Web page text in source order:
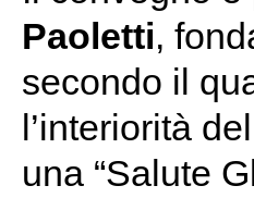
Paoletti,
secondo il
l’interiorità
una “Salute